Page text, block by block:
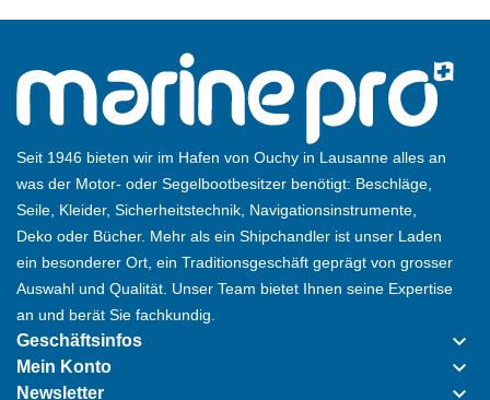
Seit 1946 bieten wir im Hafen von Ouchy in Lausanne alles an
was der Motor- oder Segelbootbesitzer benötigt: Beschläge,
Seile, Kleider, Sicherheitstechnik, Navigationsinstrumente,
Deko oder Bücher. Mehr als ein Shipchandler ist unser Laden
ein besonderer Ort, ein Traditionsgeschäft geprägt von grosser
Auswahl und Qualität. Unser Team bietet Ihnen seine Expertise
an und berät Sie fachkundig.
Geschäftsinfos keyboard_arrow_down
Mein Konto keyboard_arrow_down
Newsletter keyboard_arrow_down